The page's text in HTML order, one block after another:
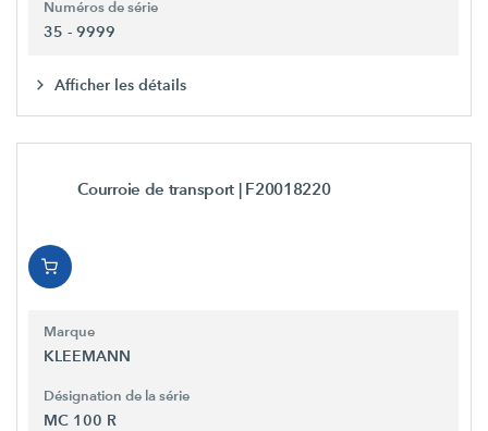
Numéros de série
35 - 9999
Afficher les détails
Courroie de transport | F20018220
Marque
KLEEMANN
Désignation de la série
MC 100 R